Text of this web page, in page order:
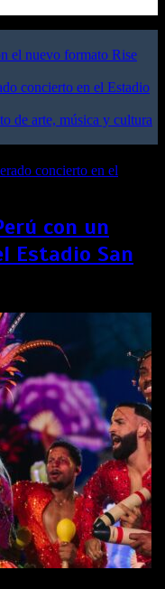
el nuevo formato Rise
concierto en el Estadio
de arte, música y cultura
con un
Estadio San